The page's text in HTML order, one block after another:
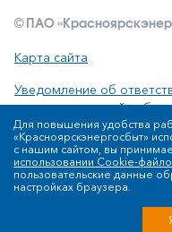
© ПАО
Карта сайта
Уведомление об
интеллектуальной
Политика ПАО
обработки
Для повышения удобства
«Красноярскэнергосбыт»
с нашим сайтом, вы
использовании Cookie-
пользовательские данные
настройках браузера.